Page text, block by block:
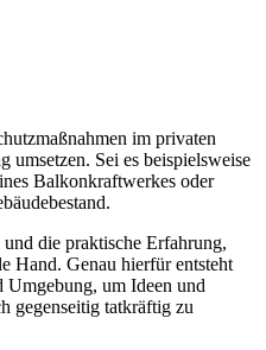
im privaten
umsetzen. Sei es beispielsweise
Balkonkraftwerkes oder
die praktische Erfahrung,
Hand. Genau hierfür entsteht
Umgebung, um Ideen und
gegenseitig tatkräftig zu